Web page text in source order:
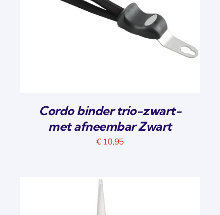
Cordo binder trio-zwart-
met afneembar Zwart
€10,95